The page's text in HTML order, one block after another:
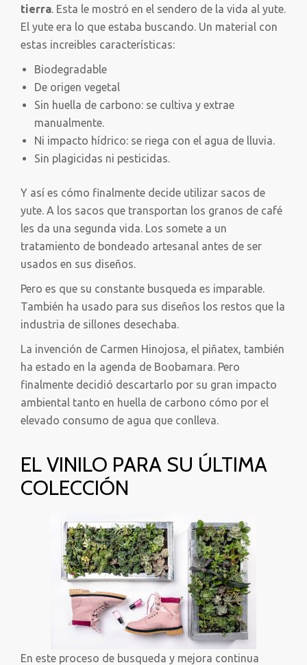
tierra. Esta le mostró en el sendero de la vida al yute.
El yute era lo que estaba buscando. Un material con
estas increibles características:
Biodegradable
De origen vegetal
Sin huella de carbono: se cultiva y extrae
manualmente.
Ni impacto hídrico: se riega con el agua de lluvia.
Sin plagicidas ni pesticidas.
Y así es cómo finalmente decide utilizar sacos de
yute. A los sacos que transportan los granos de café
les da una segunda vida. Los somete a un
tratamiento de bondeado artesanal antes de ser
usados en sus diseños.
Pero es que su constante busqueda es imparable.
También ha usado para sus diseños los restos que la
industria de sillones desechaba.
La invención de Carmen Hinojosa, el piñatex, también
ha estado en la agenda de Boobamara. Pero
finalmente decidió descartarlo por su gran impacto
ambiental tanto en huella de carbono cómo por el
elevado consumo de agua que conlleva.
EL VINILO PARA SU ÚLTIMA
COLECCIÓN
En este proceso de busqueda y mejora continua